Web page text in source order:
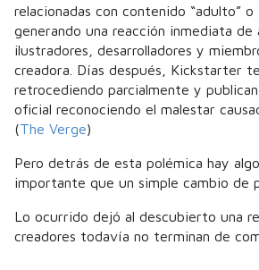
relacionadas con contenido “adulto” o
generando una reacción inmediata de
ilustradores, desarrolladores y
creadora. Días después, Kickstarter
retrocediendo parcialmente y
oficial reconociendo el malestar
(The Verge)
Pero detrás de esta polémica hay
importante que un simple cambio de
Lo ocurrido dejó al descubierto una
creadores todavía no terminan de